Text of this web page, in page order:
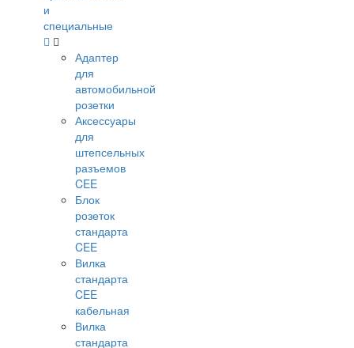
и
специальные
Адаптер
для
автомобильной
розетки
Аксессуары
для
штепсельных
разъемов
CEE
Блок
розеток
стандарта
CEE
Вилка
стандарта
CEE
кабельная
Вилка
стандарта